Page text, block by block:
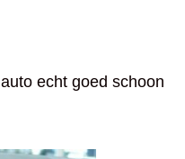
echt goed schoon